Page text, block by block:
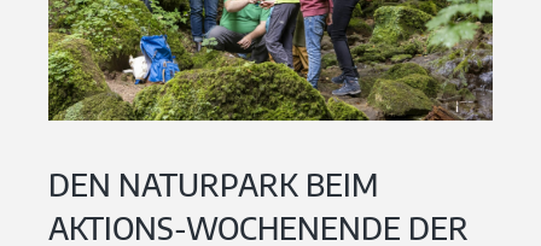
DEN NATURPARK BEIM
AKTIONS-WOCHENENDE DER